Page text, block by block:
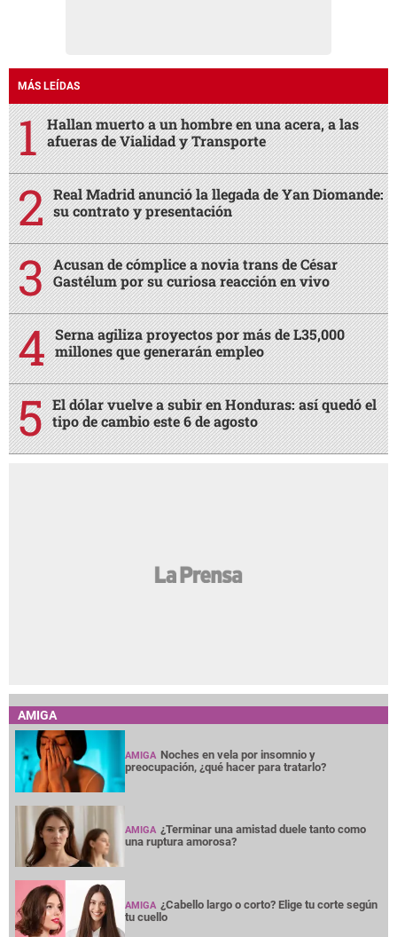
MÁS LEÍDAS
Hallan muerto a un hombre en una acera, a las
afueras de Vialidad y Transporte
Real Madrid anunció la llegada de Yan Diomande:
su contrato y presentación
Acusan de cómplice a novia trans de César
Gastélum por su curiosa reacción en vivo
Serna agiliza proyectos por más de L35,000
millones que generarán empleo
El dólar vuelve a subir en Honduras: así quedó el
tipo de cambio este 6 de agosto
AMIGA
AMIGA Noches en vela por insomnio y
preocupación, ¿qué hacer para tratarlo?
AMIGA ¿Terminar una amistad duele tanto como
una ruptura amorosa?
AMIGA ¿Cabello largo o corto? Elige tu corte según
tu cuello